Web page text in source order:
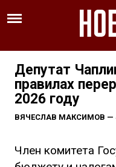
Депутат
правилах
2026 году
ВЯЧЕСЛАВ МАКСИМОВ —
Член комитета